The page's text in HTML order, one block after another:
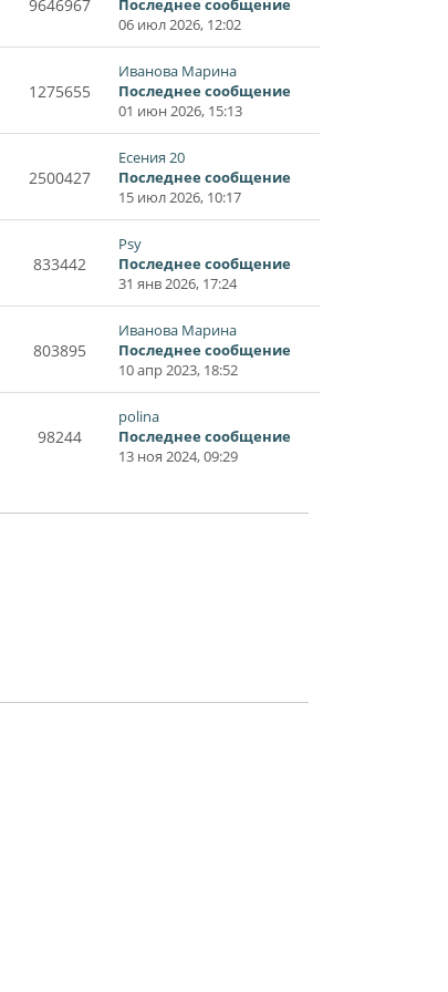
9646967
Последнее сообщение
06 июл 2026, 12:02
1275655
Иванова Марина
Последнее сообщение
01 июн 2026, 15:13
2500427
Есения 20
Последнее сообщение
15 июл 2026, 10:17
833442
Psy
Последнее сообщение
31 янв 2026, 17:24
803895
Иванова Марина
Последнее сообщение
10 апр 2023, 18:52
98244
polina
Последнее сообщение
13 ноя 2024, 09:29